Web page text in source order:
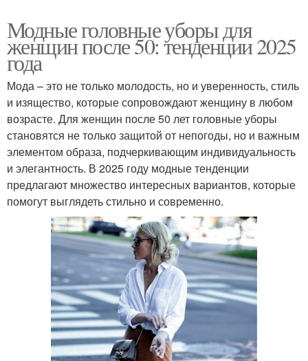
Модные головные уборы для
женщин после 50: тенденции 2025
года
Мода – это не только молодость, но и уверенность, стиль
и изящество, которые сопровождают женщину в любом
возрасте. Для женщин после 50 лет головные уборы
становятся не только защитой от непогоды, но и важным
элементом образа, подчеркивающим индивидуальность
и элегантность. В 2025 году модные тенденции
предлагают множество интересных вариантов, которые
помогут выглядеть стильно и современно.